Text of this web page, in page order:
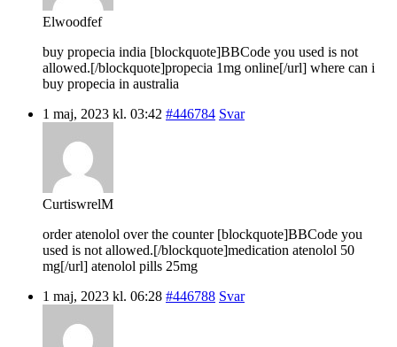
Elwoodfef
buy propecia india [blockquote]BBCode you used is not
allowed.[/blockquote]propecia 1mg online[/url] where can i
buy propecia in australia
1 maj, 2023 kl. 03:42 #446784 Svar
CurtiswrelM
order atenolol over the counter [blockquote]BBCode you
used is not allowed.[/blockquote]medication atenolol 50
mg[/url] atenolol pills 25mg
1 maj, 2023 kl. 06:28 #446788 Svar